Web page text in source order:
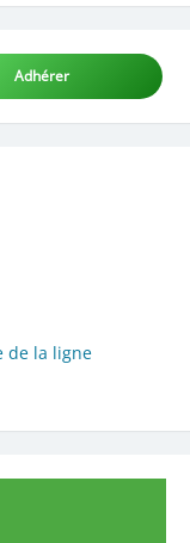
Adhérer
de la ligne